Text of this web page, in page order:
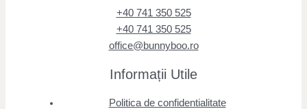
+40 741 350 525
+40 741 350 525
office@bunnyboo.ro
Informații Utile
Politica de confidentialitate